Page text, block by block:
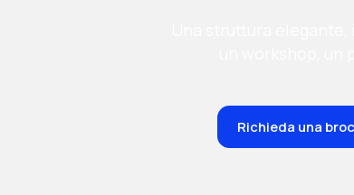
Richieda una